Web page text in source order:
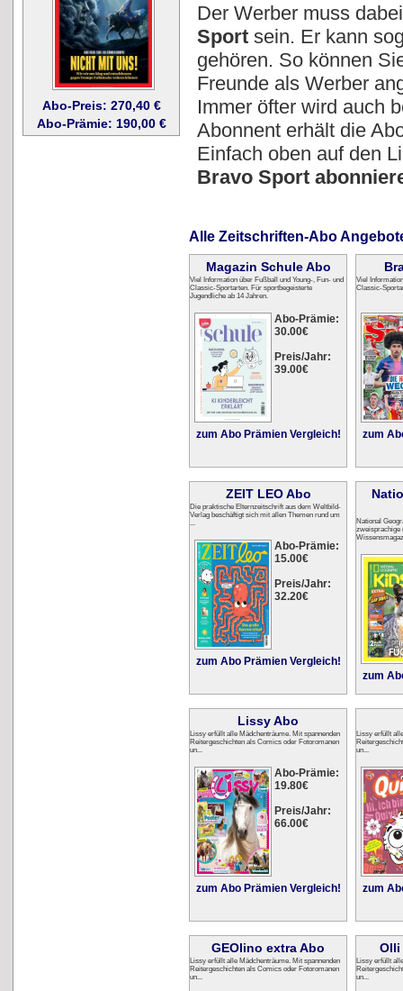
Abo-Preis: 270,40 €
Abo-Prämie: 190,00 €
Der Werber muss
Sport sein. Er kann
gehören. So können
Freunde als Werber
Immer öfter wird auch
Abonnent erhält die
Einfach oben auf den
Bravo Sport
Alle Zeitschriften-Abo
Magazin Schule Abo
Viel Information über Fußball und Young-, Fun- und
Classic-Sportarten. Für sportbegeisterte
Jugendliche ab 14 Jahren.
Abo-Prämie:
30.00€
Preis/Jahr:
39.00€
zum Abo Prämien Vergleich!
Viel
Classic-
zum
ZEIT LEO Abo
Die praktische Elternzeitschrift aus dem Weltbild-
Verlag beschäftigt sich mit allen Themen rund um
...
Abo-Prämie:
15.00€
Preis/Jahr:
32.20€
zum Abo Prämien Vergleich!
National
zweisprachige
zum
Lissy Abo
Lissy erfüllt alle Mädchenträume. Mit spannenden
Reitergeschichten als Comics oder Fotoromanen
un...
Abo-Prämie:
19.80€
Preis/Jahr:
66.00€
zum Abo Prämien Vergleich!
Lissy erfüllt
un...
zum
GEOlino extra Abo
Lissy erfüllt alle Mädchenträume. Mit spannenden
Reitergeschichten als Comics oder Fotoromanen
un...
Olli
Lissy erfüllt
un...